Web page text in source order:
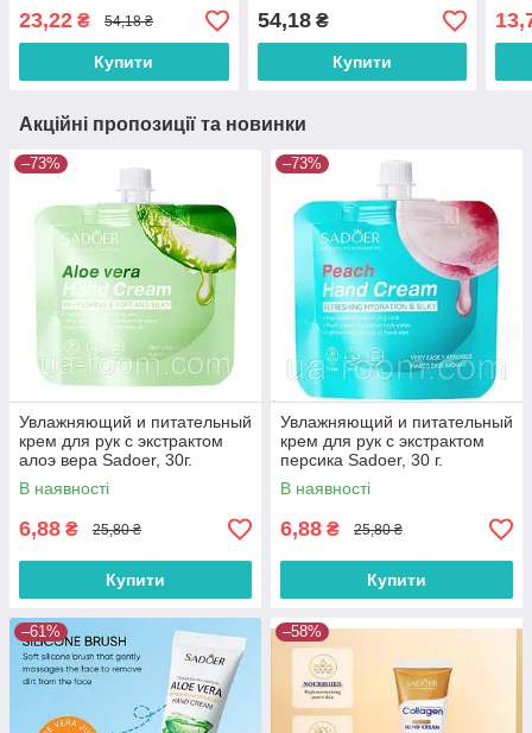
Nicotinamide Hand Cream,
60 г.
23,22 ₴ 54,18 ₴
Купити
54,18₴
Купити
Акційні пропозиції та новинки
–73%
Увлажняющий и питательный
крем для рук с экстрактом
алоэ вера Sadoer, 30г.
В наявності
6,88 ₴ 25,80 ₴
Купити
–73%
Увлажняющий и питательный
крем для рук с экстрактом
персика Sadoer, 30 г.
В наявності
6,88 ₴ 25,80 ₴
Купити
–61% –58%